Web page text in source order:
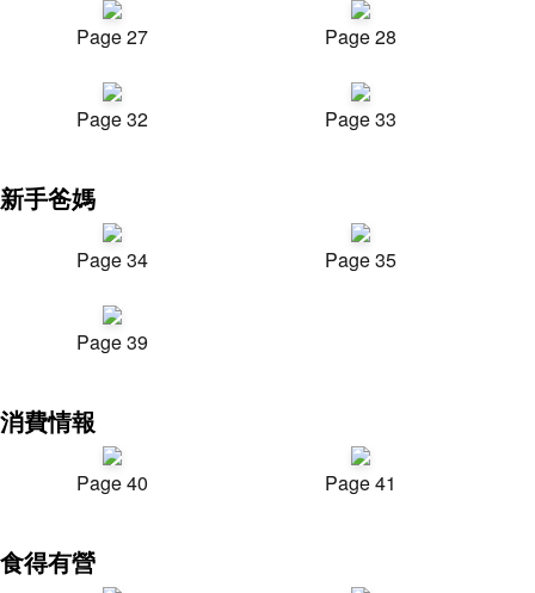
Page 27 Page 28
Page 32 Page 33
新手爸媽
Page 34 Page 35
Page 39
消費情報
Page 40 Page 41
食得有營